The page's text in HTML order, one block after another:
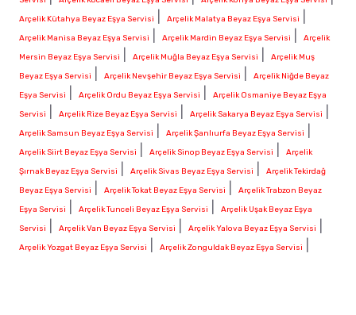
Arçelik Kütahya Beyaz Eşya Servisi Arçelik Malatya Beyaz Eşya Servisi
Arçelik Manisa Beyaz Eşya Servisi Arçelik Mardin Beyaz Eşya Servisi
Arçelik
Mersin Beyaz Eşya Servisi
Arçelik Muğla Beyaz Eşya Servisi
Arçelik Muş
Beyaz Eşya Servisi
Arçelik Nevşehir Beyaz Eşya Servisi
Arçelik Niğde Beyaz
Eşya Servisi
Arçelik Ordu Beyaz Eşya Servisi
Arçelik Osmaniye Beyaz Eşya
Servisi
Arçelik Rize Beyaz Eşya Servisi Arçelik Sakarya Beyaz Eşya Servisi
Arçelik Samsun Beyaz Eşya Servisi Arçelik Şanlıurfa Beyaz Eşya Servisi
Arçelik Siirt Beyaz Eşya Servisi Arçelik Sinop Beyaz Eşya Servisi
Arçelik
Şırnak Beyaz Eşya Servisi
Arçelik Sivas Beyaz Eşya Servisi
Arçelik Tekirdağ
Beyaz Eşya Servisi
Arçelik Tokat Beyaz Eşya Servisi
Arçelik Trabzon Beyaz
Eşya Servisi
Arçelik Tunceli Beyaz Eşya Servisi
Arçelik Uşak Beyaz Eşya
Servisi
Arçelik Van Beyaz Eşya Servisi Arçelik Yalova Beyaz Eşya Servisi
Arçelik Yozgat Beyaz Eşya Servisi Arçelik Zonguldak Beyaz Eşya Servisi